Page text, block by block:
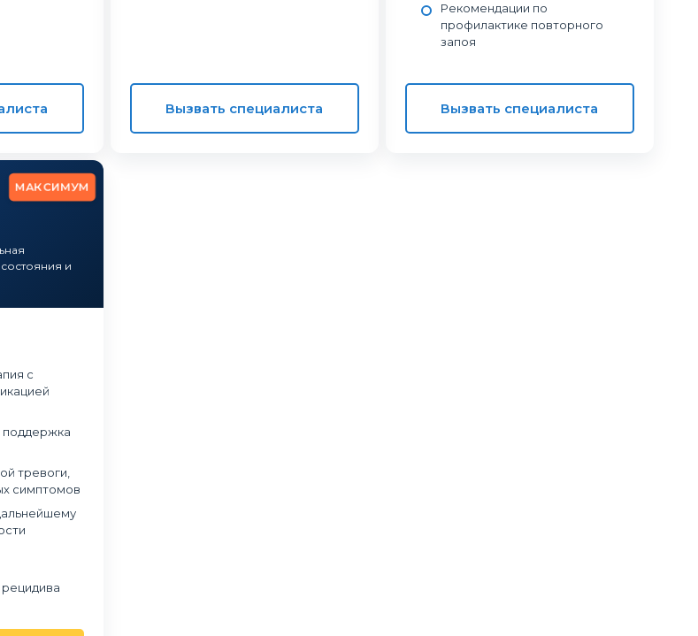
клинику
эти
понимали, как правильно помочь. В клинике
Вызвать специалиста
Рекомендации по
профилактике повторного
запоя
Вызвать специалиста
МАКСИМУМ
и
с
поддержка
тревоги,
симптомов